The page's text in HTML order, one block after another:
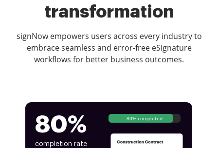
transformation
signNow empowers users across every industry to
embrace seamless and error-free eSignature
workflows for better business outcomes.
80%
completion rate
80% completed